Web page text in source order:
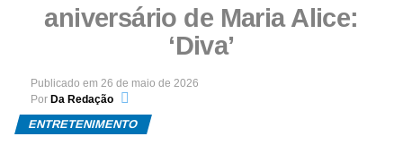
aniversário de Maria Alice:
‘Diva’
Publicado em 26 de maio de 2026
Por Da Redação
ENTRETENIMENTO